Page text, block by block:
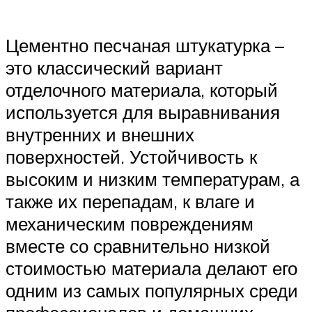
Цементно песчаная штукатурка –
это классический вариант
отделочного материала, который
используется для выравнивания
внутренних и внешних
поверхностей. Устойчивость к
высоким и низким температурам, а
также их перепадам, к влаге и
механическим повреждениям
вместе со сравнительно низкой
стоимостью материала делают его
одним из самых популярных среди